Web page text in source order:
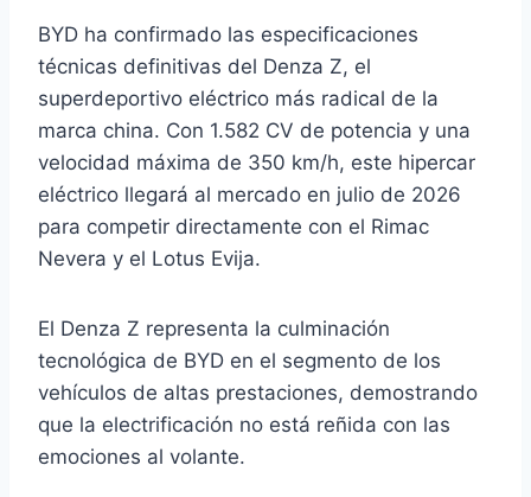
BYD ha confirmado las especificaciones
técnicas definitivas del Denza Z, el
superdeportivo eléctrico más radical de la
marca china. Con 1.582 CV de potencia y una
velocidad máxima de 350 km/h, este hipercar
eléctrico llegará al mercado en julio de 2026
para competir directamente con el Rimac
Nevera y el Lotus Evija.
El Denza Z representa la culminación
tecnológica de BYD en el segmento de los
vehículos de altas prestaciones, demostrando
que la electrificación no está reñida con las
emociones al volante.